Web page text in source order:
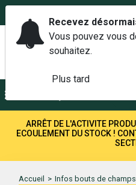
ARRÊT DE L'ACTIVITE
ECOULEMENT DU STOCK !
Accueil > Infos bouts de champs
Recevez
Vous pouvez vous
souhaitez.
Plus tard